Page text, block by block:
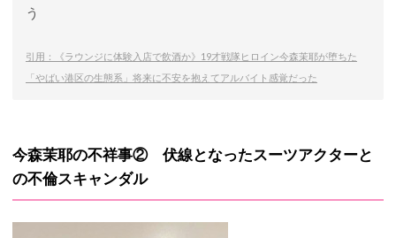
う
引用：《ラウンジに体験入店で飲酒か》19才戦隊ヒロイン今森茉耶が堕ちた
「やばい港区の生態系」将来に不安を抱えてアルバイト感覚だった
今森茉耶の不祥事② 伏線となったスーツアクターと
の不倫スキャンダル